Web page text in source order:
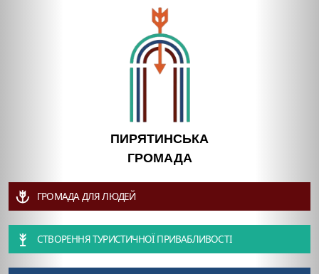
ПИРЯТИНСЬКА
ГРОМАДА
ГРОМАДА ДЛЯ ЛЮДЕЙ
СТВОРЕННЯ ТУРИСТИЧНОЇ ПРИВАБЛИВОСТІ